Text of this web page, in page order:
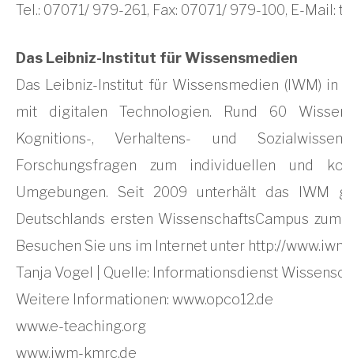
Tel.: 07071/ 979-261, Fax: 07071/ 979-100, E-Mail:
Das Leibniz-Institut für Wissensmedien
Das Leibniz-Institut für Wissensmedien (IWM)
mit digitalen Technologien. Rund 60
Kognitions-, Verhaltens- und
Forschungsfragen zum individuellen und
Umgebungen. Seit 2009 unterhält das
Deutschlands ersten WissenschaftsCampus
Besuchen Sie uns im Internet unter http://
Tanja Vogel | Quelle: Informationsdienst
Weitere Informationen: www.opco12.de
www.e-teaching.org
www.iwm-kmrc.de